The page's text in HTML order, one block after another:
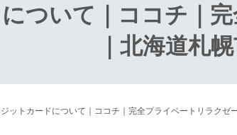
ついて｜ココチ｜
｜北海道札
ットカードについて｜ココチ｜完全プライベートリラクゼ